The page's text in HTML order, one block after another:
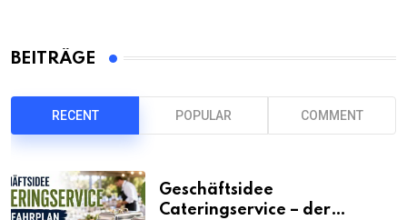
BEITRÄGE
RECENT POPULAR COMMENT
Geschäftsidee
Cateringservice – der